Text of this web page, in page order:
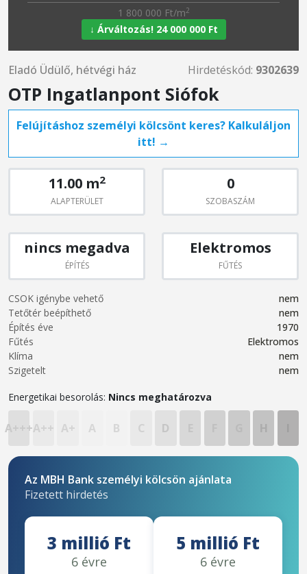
1 800 000 Ft/m2
↓ Árváltozás! 24 000 000 Ft
Eladó Üdülő, hétvégi ház Hirdetéskód: 9302639
OTP Ingatlanpont Siófok
Felújításhoz személyi kölcsönt keres? Kalkuláljon
itt! →
11.00 m2
ALAPTERÜLET
0
SZOBASZÁM
nincs megadva
ÉPÍTÉS
Elektromos
FŰTÉS
CSOK igénybe vehető
nem
Tetőtér beépíthető
nem
Építés éve
1970
Fűtés
Elektromos
Klíma
nem
Szigetelt
nem
Energetikai besorolás: Nincs meghatározva
A+++A++ A+ A B C D
Az MBH Bank személyi kölcsön ajánlata
Fizetett hirdetés
3 millió Ft
6 évre
5 millió Ft
6 évre